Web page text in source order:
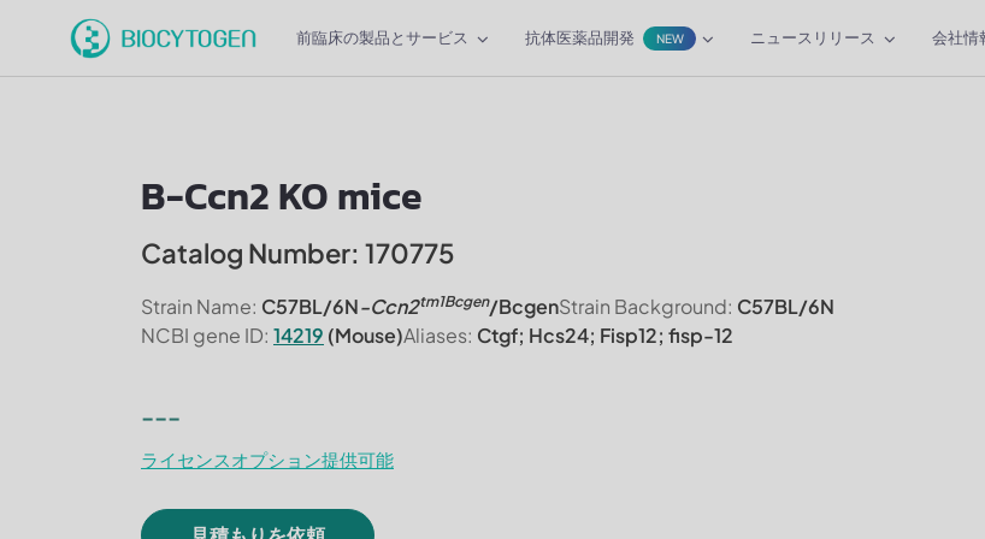
前臨床の製品とサービス 抗体医薬品開発 NEW ニュースリリース 会社情
B-Ccn2 KO mice
Catalog Number: 170775
Strain Name: C57BL/6N-Ccn2tm1Bcgen/BcgenStrain Background: C57BL/6N
NCBI gene ID: 14219 (Mouse)Aliases: Ctgf; Hcs24; Fisp12; fisp-12
---
ライセンスオプション提供可能